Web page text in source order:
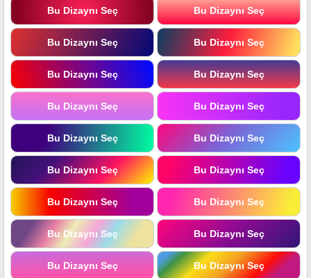
Bu Dizaynı Seç Bu Dizaynı Seç
Bu Dizaynı Seç Bu Dizaynı Seç
Bu Dizaynı Seç Bu Dizaynı Seç
Bu Dizaynı Seç Bu Dizaynı Seç
Bu Dizaynı Seç Bu Dizaynı Seç
Bu Dizaynı Seç Bu Dizaynı Seç
Bu Dizaynı Seç Bu Dizaynı Seç
Bu Dizaynı Seç Bu Dizaynı Seç
Bu Dizaynı Seç Bu Dizaynı Seç